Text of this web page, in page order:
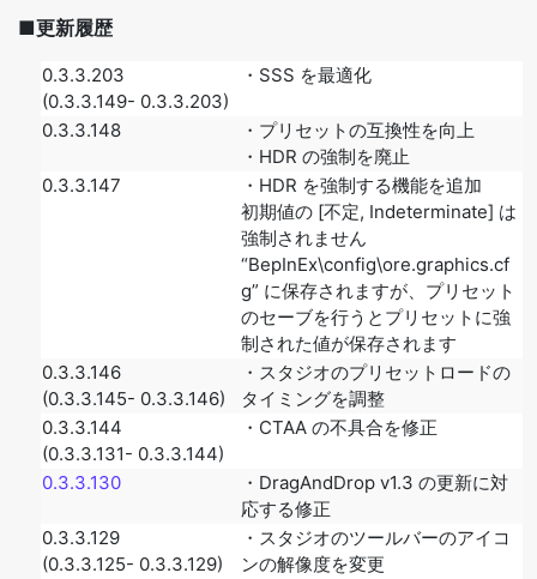
■更新履歴
0.3.3.203
(0.3.3.149- 0.3.3.203)
・SSS を最適化
0.3.3.148
・プリセットの互換性を向上
・HDR の強制を廃止
0.3.3.147
・HDR を強制する機能を追加
初期値の [不定, Indeterminate] は
強制されません
“BepInEx\config\ore.graphics.cf
g” に保存されますが、プリセット
のセーブを行うとプリセットに強
制された値が保存されます
0.3.3.146
(0.3.3.145- 0.3.3.146)
・スタジオのプリセットロードの
タイミングを調整
0.3.3.144
(0.3.3.131- 0.3.3.144)
・CTAA の不具合を修正
0.3.3.130
・DragAndDrop v1.3 の更新に対
応する修正
0.3.3.129
(0.3.3.125- 0.3.3.129)
・スタジオのツールバーのアイコ
ンの解像度を変更